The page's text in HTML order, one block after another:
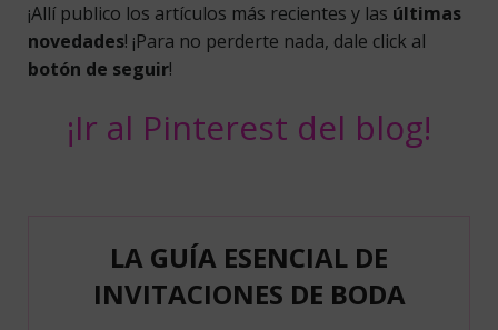
¡Allí publico los artículos más recientes y las últimas
novedades! ¡Para no perderte nada, dale click al
botón de seguir!
¡Ir al Pinterest del blog!